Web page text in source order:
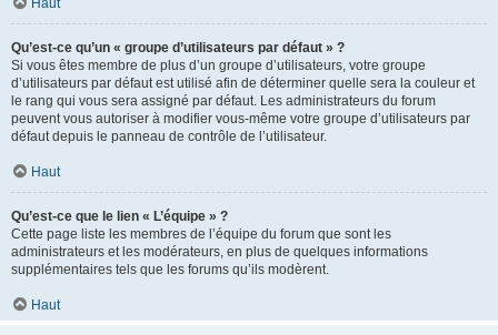
Haut
Qu’est-ce qu’un « groupe d’utilisateurs par défaut » ?
Si vous êtes membre de plus d’un groupe d’utilisateurs, votre groupe
d’utilisateurs par défaut est utilisé afin de déterminer quelle sera la couleur et
le rang qui vous sera assigné par défaut. Les administrateurs du forum
peuvent vous autoriser à modifier vous-même votre groupe d’utilisateurs par
défaut depuis le panneau de contrôle de l’utilisateur.
Haut
Qu’est-ce que le lien « L’équipe » ?
Cette page liste les membres de l’équipe du forum que sont les
administrateurs et les modérateurs, en plus de quelques informations
supplémentaires tels que les forums qu’ils modèrent.
Haut